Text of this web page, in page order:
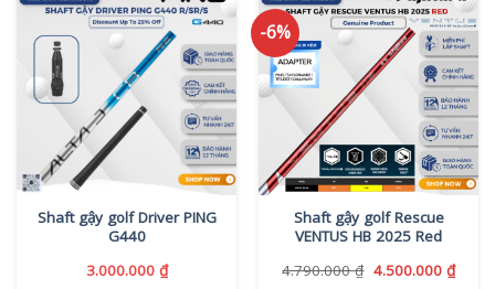
Shaft gậy golf Driver PING
G440
3.000.000 ₫
-6%
Shaft gậy golf Rescue
VENTUS HB 2025 Red
4.790.000₫ Giá
4.500.000 ₫Giá